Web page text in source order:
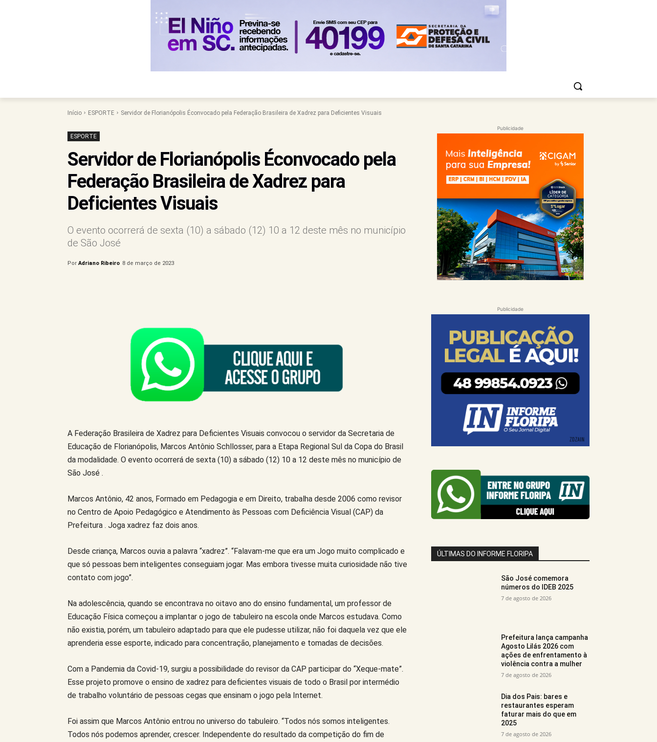
Início ESPORTE Servidor de Florianópolis Éconvocado pela Federação Brasileira de Xadrez para Deficientes Visuais
ESPORTE
Servidor de Florianópolis Éconvocado pela
Federação Brasileira de Xadrez para
Deficientes Visuais
O evento ocorrerá de sexta (10) a sábado (12) 10 a 12 deste mês no município
de São José
Por Adriano Ribeiro 8 de março de 2023
A Federação Brasileira de Xadrez para Deficientes Visuais convocou o servidor da Secretaria de
Educação de Florianópolis, Marcos Antônio Schllosser, para a Etapa Regional Sul da Copa do Brasil
da modalidade. O evento ocorrerá de sexta (10) a sábado (12) 10 a 12 deste mês no município de
São José .
Marcos Antônio, 42 anos, Formado em Pedagogia e em Direito, trabalha desde 2006 como revisor
no Centro de Apoio Pedagógico e Atendimento às Pessoas com Deficiência Visual (CAP) da
Prefeitura . Joga xadrez faz dois anos.
Desde criança, Marcos ouvia a palavra “xadrez”. “Falavam-me que era um Jogo muito complicado e
que só pessoas bem inteligentes conseguiam jogar. Mas embora tivesse muita curiosidade não tive
contato com jogo”.
Na adolescência, quando se encontrava no oitavo ano do ensino fundamental, um professor de
Educação Física começou a implantar o jogo de tabuleiro na escola onde Marcos estudava. Como
não existia, porém, um tabuleiro adaptado para que ele pudesse utilizar, não foi daquela vez que ele
aprenderia esse esporte, indicado para concentração, planejamento e tomadas de decisões.
Com a Pandemia da Covid-19, surgiu a possibilidade do revisor da CAP participar do “Xeque-mate”.
Esse projeto promove o ensino de xadrez para deficientes visuais de todo o Brasil por intermédio
de trabalho voluntário de pessoas cegas que ensinam o jogo pela Internet.
Foi assim que Marcos Antônio entrou no universo do tabuleiro. “Todos nós somos inteligentes.
Todos nós podemos aprender, crescer. Independente do resultado da competição do fim de
Publicidade
Publicidade
ÚLTIMAS DO INFORME FLORIPA
São José comemora
números do IDEB 2025
7 de agosto de 2026
Prefeitura lança campanha
Agosto Lilás 2026 com
ações de enfrentamento à
violência contra a mulher
7 de agosto de 2026
Dia dos Pais: bares e
restaurantes esperam
faturar mais do que em
2025
7 de agosto de 2026